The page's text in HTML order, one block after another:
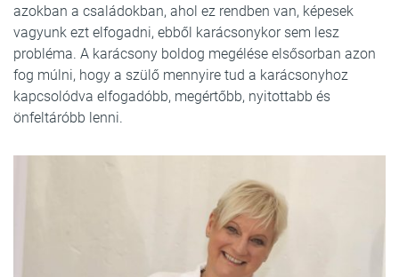
azokban a családokban, ahol ez rendben van, képesek
vagyunk ezt elfogadni, ebből karácsonykor sem lesz
probléma. A karácsony boldog megélése elsősorban azon
fog múlni, hogy a szülő mennyire tud a karácsonyhoz
kapcsolódva elfogadóbb, megértőbb, nyitottabb és
önfeltáróbb lenni.